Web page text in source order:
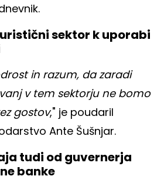
sektor k uporabi
in razum, da zaradi
v tem sektorju ne bomo
gostov," je poudaril
Ante Šušnjar.
tudi od guvernerja
banke